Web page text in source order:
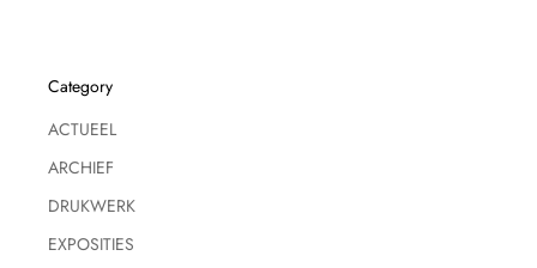
Category
ACTUEEL
ARCHIEF
DRUKWERK
EXPOSITIES